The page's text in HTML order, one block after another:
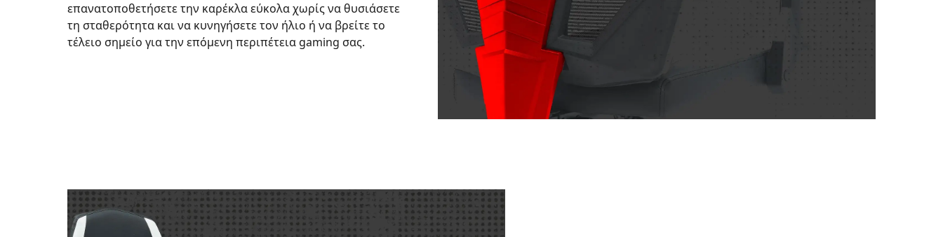
επανατοποθετήσετε την καρέκλα εύκολα χωρίς να θυσιάσετε
τη σταθερότητα και να κυνηγήσετε τον ήλιο ή να βρείτε το
τέλειο σημείο για την επόμενη περιπέτεια gaming σας.